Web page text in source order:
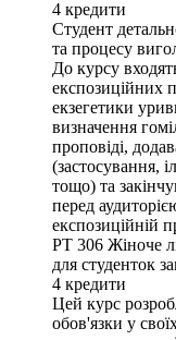
4 кредити
Студент
та процесу
До курсу
експозиційних
екзегетики
визначення
проповіді,
(застосування,
тощо) та
перед
експозиційній
PT 306 Жіноче
для студенток
4 кредити
Цей курс
обов'язки у